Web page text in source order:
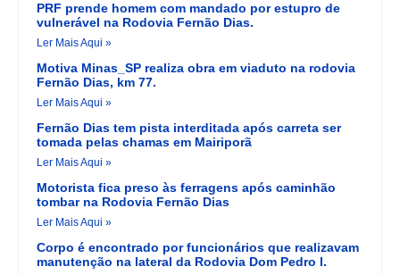
PRF prende homem com mandado por estupro de
vulnerável na Rodovia Fernão Dias.
Ler Mais Aqui »
Motiva Minas_SP realiza obra em viaduto na rodovia
Fernão Dias, km 77.
Ler Mais Aqui »
Fernão Dias tem pista interditada após carreta ser
tomada pelas chamas em Mairiporã
Ler Mais Aqui »
Motorista fica preso às ferragens após caminhão
tombar na Rodovia Fernão Dias
Ler Mais Aqui »
Corpo é encontrado por funcionários que realizavam
manutenção na lateral da Rodovia Dom Pedro I.